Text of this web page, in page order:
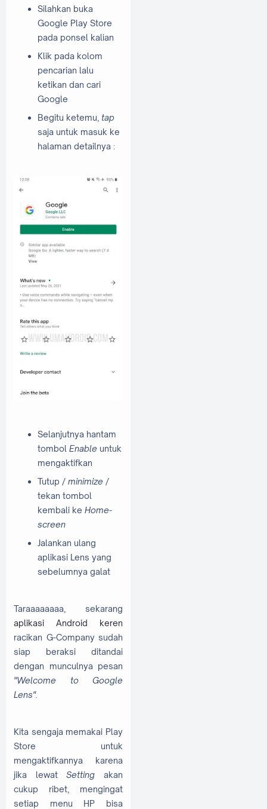
Silahkan buka
Google Play Store
pada ponsel kalian
Klik pada kolom
pencarian lalu
ketikan dan cari
Google
Begitu ketemu, tap
saja untuk masuk ke
halaman detailnya :
Selanjutnya hantam
tombol Enable untuk
mengaktifkan
Tutup / minimize /
tekan tombol
kembali ke Home-
screen
Jalankan ulang
aplikasi Lens yang
sebelumnya galat
Taraaaaaaaa, sekarang
aplikasi Android keren
racikan G-Company sudah
siap beraksi ditandai
dengan munculnya pesan
"Welcome to Google
Lens".
Kita sengaja memakai Play
Store untuk
mengaktifkannya karena
jika lewatSetting akan
cukup ribet, mengingat
setiap menu HP bisa